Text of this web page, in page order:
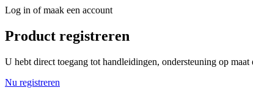
Log in of maak een account
Product registreren
U hebt direct toegang tot handleidingen, ondersteuning op
Nu registreren